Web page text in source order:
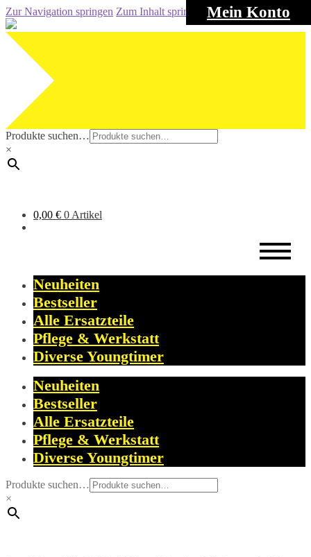
Mein Konto
Zur Navigation springen Zum Inhalt springen
Produkte suchen…
×
0,00 € 0 Artikel
Neuheiten
Bestseller
Alle Ersatzteile
Pflege & Werkstatt
Diverse Youngtimer
Neuheiten
Bestseller
Alle Ersatzteile
Pflege & Werkstatt
Diverse Youngtimer
Produkte suchen…
×